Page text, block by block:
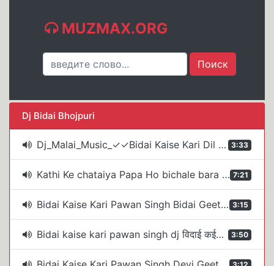
MUZMAX.ORG
Dj Bidai Bhojpuri
3:33
Dj_Malai_Music_✓✓Bidai Kaise Kari Dil Me Baru //Mix Navratri Dj Bhojpuri song// Pawan Singh 2022
7:21
Kathi Ke chataiya Papa Ho bichale bara Dj Remix Song -Bhojpuri Bidai geet Rajeevjk Official
3:15
Bidai Kaise Kari Pawan Singh Bidai Geet Dj Full Bass Comptition Mix Dj Abhishek Music S M A
3:50
Bidai kaise kari pawan singh dj विदाई कईसे करी Navratri Song रूला देने वाला सांग DjArjunProduction